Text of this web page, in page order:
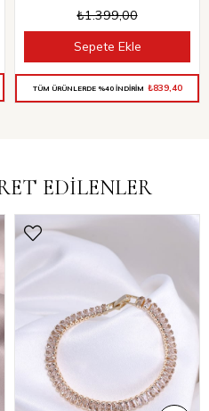
₺1.399,00
Sepete Ekle
TÜM ÜRÜNLERDE %40 İNDİRİM ₺839,40
EDİLENLER